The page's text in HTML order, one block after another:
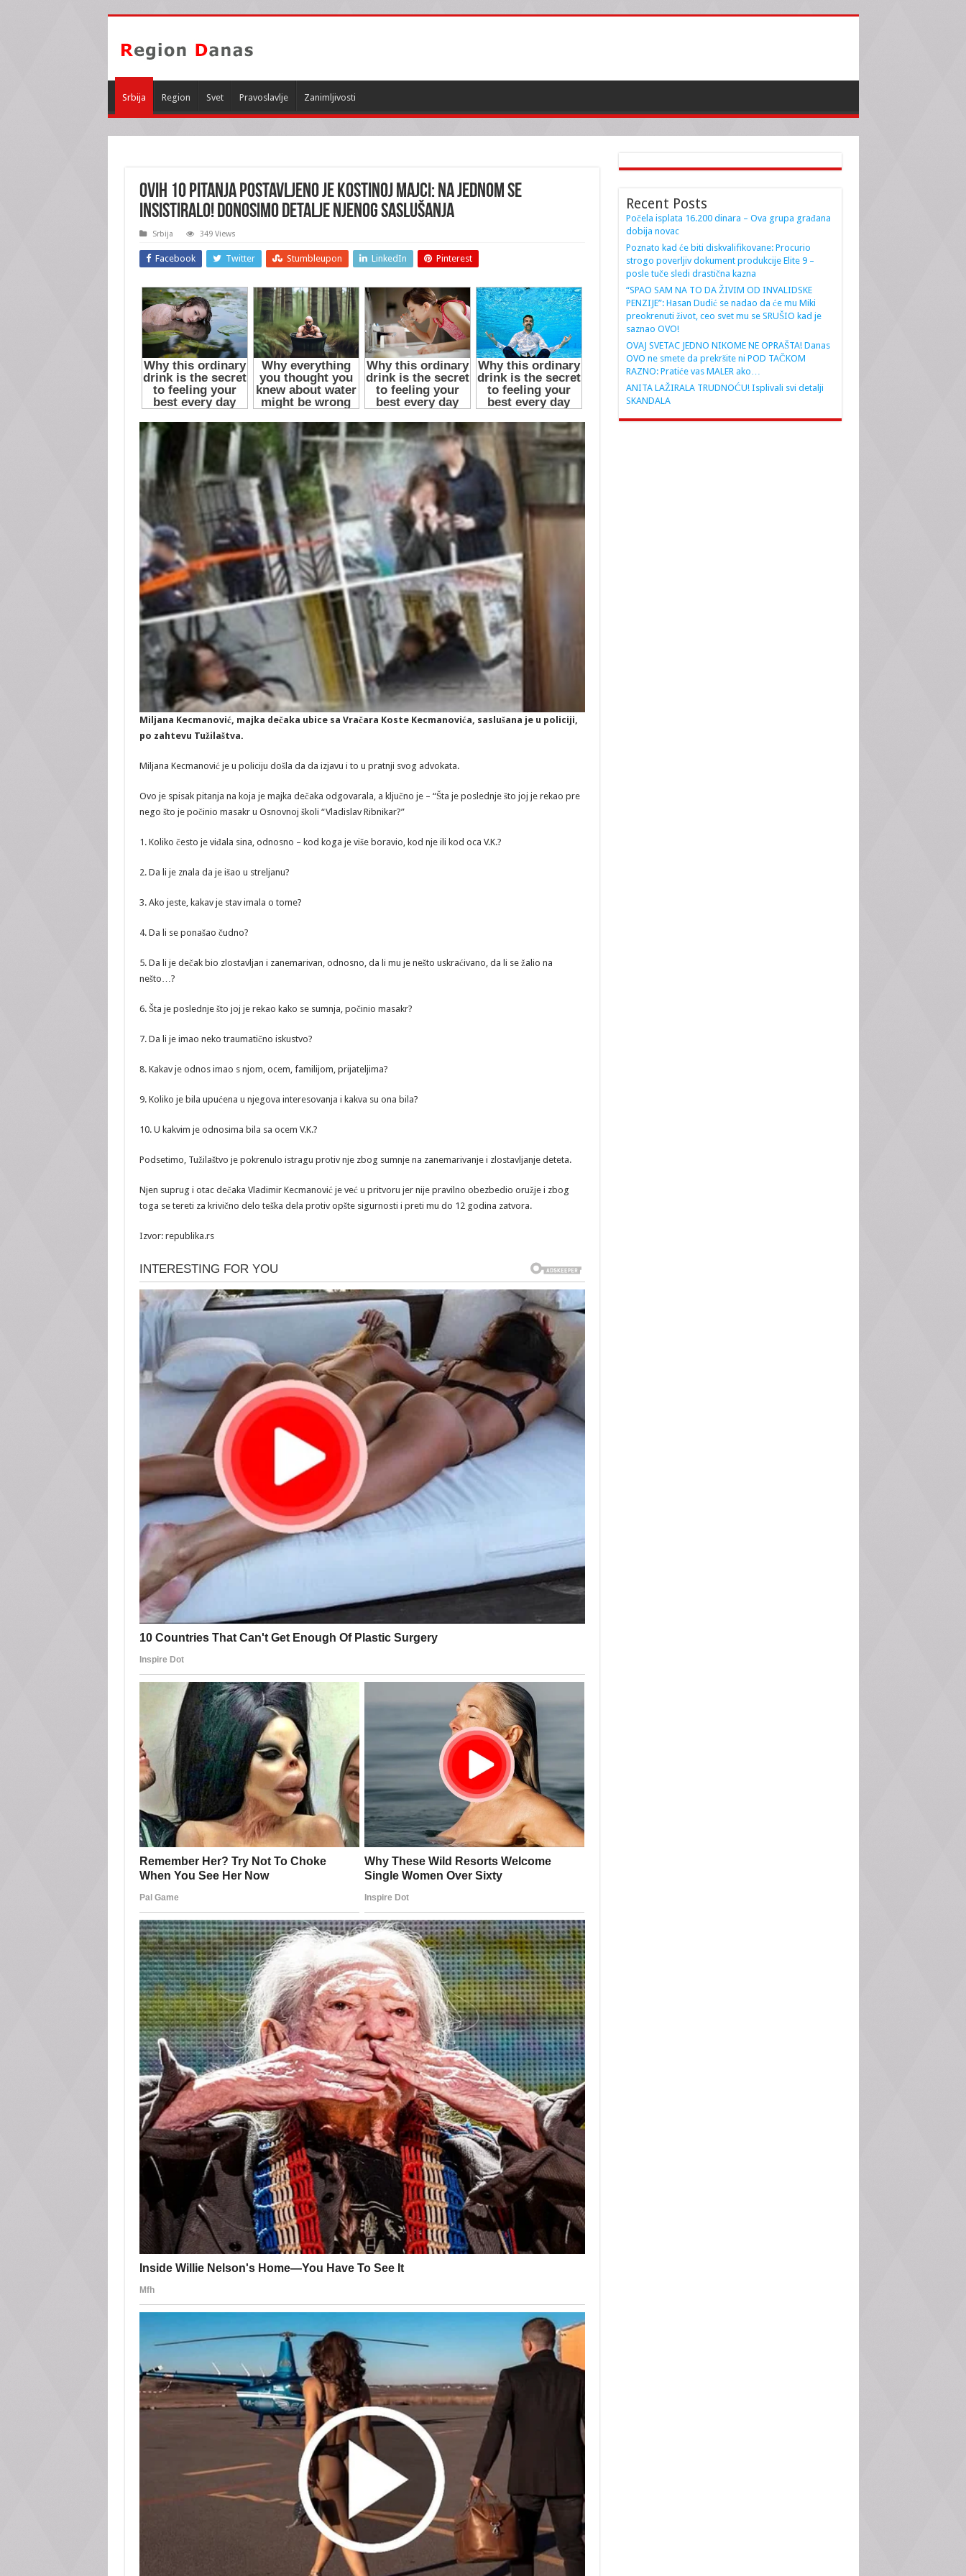
Srbija Region Svet Pravoslavlje Zanimljivosti
OVIH 10 PITANJA POSTAVLJENO JE KOSTINOJ MAJCI: Na jednom se
INSISTIRALO! Donosimo detalje njenog SASLUŠANJA
Srbija 349 Views
Facebook Twitter Stumbleupon LinkedIn Pinterest
Miljana Kecmanović, majka dečaka ubice sa Vračara Koste Kecmanovića, saslušana je u policiji,
po zahtevu Tužilaštva.
Miljana Kecmanović je u policiju došla da da izjavu i to u pratnji svog advokata.
Ovo je spisak pitanja na koja je majka dečaka odgovarala, a ključno je – “Šta je poslednje što joj je rekao pre
nego što je počinio masakr u Osnovnoj školi “Vladislav Ribnikar?”
1. Koliko često je viđala sina, odnosno – kod koga je više boravio, kod nje ili kod oca V.K.?
2. Da li je znala da je išao u streljanu?
3. Ako jeste, kakav je stav imala o tome?
4. Da li se ponašao čudno?
5. Da li je dečak bio zlostavljan i zanemarivan, odnosno, da li mu je nešto uskraćivano, da li se žalio na
nešto…?
6. Šta je poslednje što joj je rekao kako se sumnja, počinio masakr?
7. Da li je imao neko traumatično iskustvo?
8. Kakav je odnos imao s njom, ocem, familijom, prijateljima?
9. Koliko je bila upućena u njegova interesovanja i kakva su ona bila?
10. U kakvim je odnosima bila sa ocem V.K.?
Podsetimo, Tužilaštvo je pokrenulo istragu protiv nje zbog sumnje na zanemarivanje i zlostavljanje deteta.
Njen suprug i otac dečaka Vladimir Kecmanović je već u pritvoru jer nije pravilno obezbedio oružje i zbog
toga se tereti za krivično delo teška dela protiv opšte sigurnosti i preti mu do 12 godina zatvora.
Izvor: republika.rs
Recent Posts
Počela isplata 16.200 dinara – Ova grupa građana
dobija novac
Poznato kad će biti diskvalifikovane: Procurio
strogo poverljiv dokument produkcije Elite 9 –
posle tuče sledi drastična kazna
“SPAO SAM NA TO DA ŽIVIM OD INVALIDSKE
PENZIJE”: Hasan Dudić se nadao da će mu Miki
preokrenuti život, ceo svet mu se SRUŠIO kad je
saznao OVO!
OVAJ SVETAC JEDNO NIKOME NE OPRAŠTA! Danas
OVO ne smete da prekršite ni POD TAČKOM
RAZNO: Pratiće vas MALER ako…
ANITA LAŽIRALA TRUDNOĆU! Isplivali svi detalji
SKANDALA